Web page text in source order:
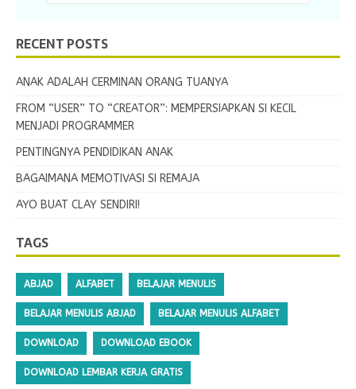
RECENT POSTS
ANAK ADALAH CERMINAN ORANG TUANYA
FROM “USER” TO “CREATOR”: MEMPERSIAPKAN SI KECIL
MENJADI PROGRAMMER
PENTINGNYA PENDIDIKAN ANAK
BAGAIMANA MEMOTIVASI SI REMAJA
AYO BUAT CLAY SENDIRI!
TAGS
ABJAD ALFABET BELAJAR MENULIS
BELAJAR MENULIS ABJAD BELAJAR MENULIS ALFABET
DOWNLOAD DOWNLOAD EBOOK
DOWNLOAD LEMBAR KERJA GRATIS